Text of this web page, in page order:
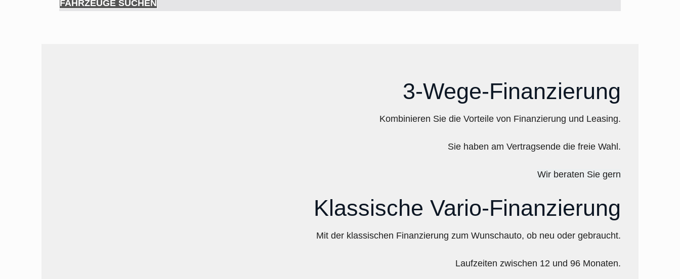
FAHRZEUGE SUCHEN
3-Wege-Finanzierung
Kombinieren Sie die Vorteile von Finanzierung und Leasing.
Sie haben am Vertragsende die freie Wahl.
Wir beraten Sie gern
Klassische Vario-Finanzierung
Mit der klassischen Finanzierung zum Wunschauto, ob neu oder gebraucht.
Laufzeiten zwischen 12 und 96 Monaten.